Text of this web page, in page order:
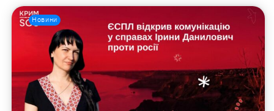
Новини